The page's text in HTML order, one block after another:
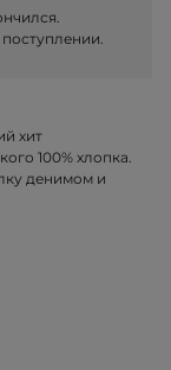
хит
100% хлопка.
денимом и